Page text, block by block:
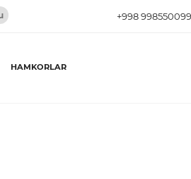
+998 998550099
HAMKORLAR